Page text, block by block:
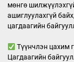
мөнгө
ашиглуулахгүй
цагдаагийн
Түүнчлэн цахим
Цагдаагийн